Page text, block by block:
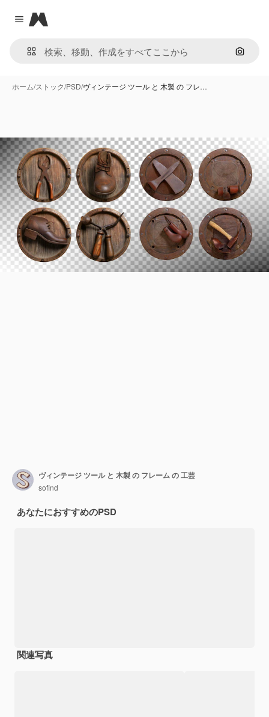
Close menu
Magnific
画像で
ホーム/ストック/PSD/ヴィンテージ ツール と 木製 の フレ…
ヴィンテージ ツール と 木製 の フレーム の 工芸
sofind
あなたにおすすめのPSD
関連写真